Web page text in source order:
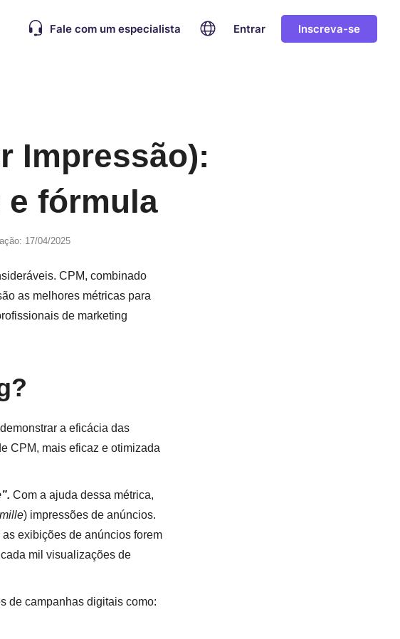
Fale com um especialista Entrar Inscreva-se
Impressão):
fórmula
17/04/2025
CPM, combinado
as melhores métricas para
de marketing
a eficácia das
CPM, mais eficaz e otimizada
Com a ajuda dessa métrica,
mille) impressões de anúncios.
exibições de anúncios forem
mil visualizações de
de campanhas digitais como: